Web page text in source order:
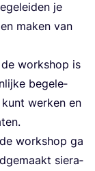
je
maken van
wor­k­shop is
bege­le­
wer­ken en
wor­k­shop ga
siera­